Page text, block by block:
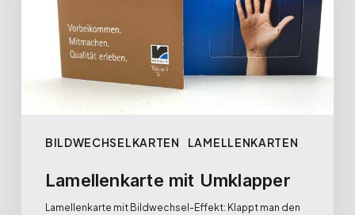
BILDWECHSELKARTEN LAMELLENKARTEN
Lamellenkarte mit Umklapper
Lamellenkarte mit Bildwechsel-Effekt: Klappt man den